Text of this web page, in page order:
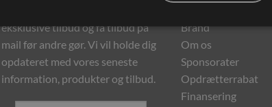
eksklusive tilbud og få tilbud på
mail før andre gør. Vi vil holde dig
opdateret med vores seneste
information, produkter og tilbud.
Brand
Om os
Sponsorater
Opdrætterrabat
Finansering